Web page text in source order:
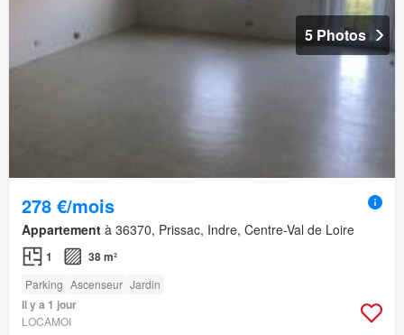
5 Photos
278 €/mois
Appartement à 36370, Prissac, Indre, Centre-Val de Loire
1 38 m²
Parking Ascenseur Jardin
Il y a 1 jour
LOCAMOI